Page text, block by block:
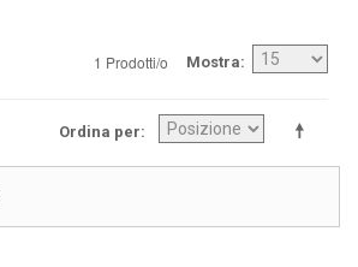
1 Prodotti/o Mostra
Ordina per